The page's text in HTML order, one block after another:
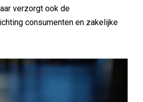
verzorgt ook de
consumenten en zakelijke